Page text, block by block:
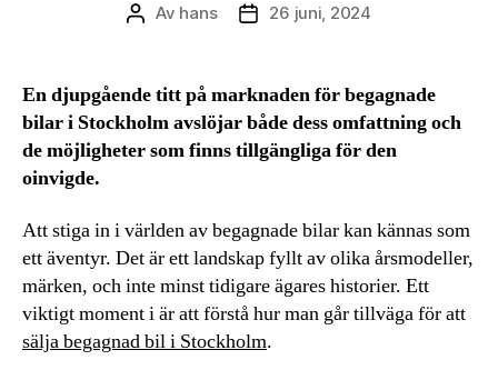
Inläggsförfattare
Av hans Inläggsdatum
26 juni, 2024
En djupgående titt på marknaden för begagnade
bilar i Stockholm avslöjar både dess omfattning och
de möjligheter som finns tillgängliga för den
oinvigde.
Att stiga in i världen av begagnade bilar kan kännas som
ett äventyr. Det är ett landskap fyllt av olika årsmodeller,
märken, och inte minst tidigare ägares historier. Ett
viktigt moment i är att förstå hur man går tillväga för att
sälja begagnad bil i Stockholm.